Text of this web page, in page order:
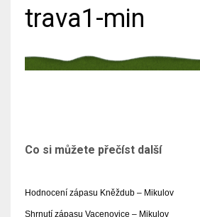
trava1-min
Co si můžete přečíst další
Hodnocení zápasu Kněždub – Mikulov
Shrnutí zápasu Vacenovice – Mikulov